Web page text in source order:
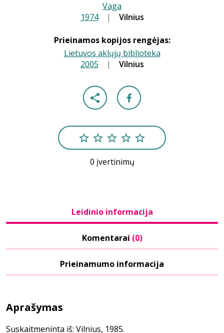
Vaga
1974 | Vilnius
Prieinamos kopijos rengėjas:
Lietuvos aklųjų biblioteka
2005 | Vilnius
0 įvertinimų
Leidinio informacija
Komentarai (0)
Prieinamumo informacija
Aprašymas
Suskaitmeninta iš: Vilnius, 1985.